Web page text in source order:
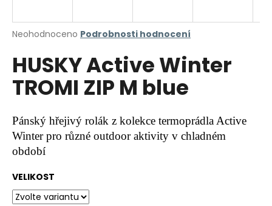
Průměrné
produktu
je
0,0
hvězdiček.
Neohodnoceno Podrobnosti hodnocení
HUSKY Active Winter
TROMI ZIP M blue
Pánský hřejivý rolák z kolekce termoprádla Active
Winter pro různé outdoor aktivity v chladném
období
VELIKOST
j
t
?
HLEDAT
D